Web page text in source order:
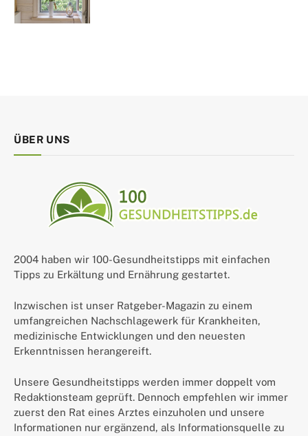
ÜBER UNS
2004 haben wir 100-Gesundheitstipps mit einfachen
Tipps zu Erkältung und Ernährung gestartet.
Inzwischen ist unser Ratgeber-Magazin zu einem
umfangreichen Nachschlagewerk für Krankheiten,
medizinische Entwicklungen und den neuesten
Erkenntnissen herangereift.
Unsere Gesundheitstipps werden immer doppelt vom
Redaktionsteam geprüft. Dennoch empfehlen wir immer
zuerst den Rat eines Arztes einzuholen und unsere
Informationen nur ergänzend, als Informationsquelle zu